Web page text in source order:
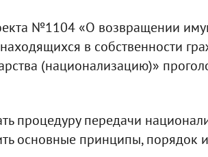
№1104 «О возвращении
в собственности
(национализацию)»
процедуру передачи
основные принципы, порядок